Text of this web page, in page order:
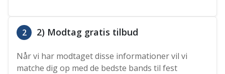
2 2) Modtag gratis tilbud
Når vi har modtaget disse informationer vil vi
matche dig op med de bedste bands til fest